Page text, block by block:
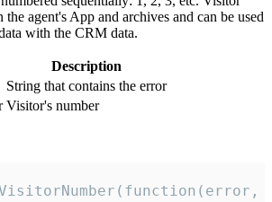
agent's App and archives and can be used
with the CRM data.
Description
String that contains the error
Visitor's number